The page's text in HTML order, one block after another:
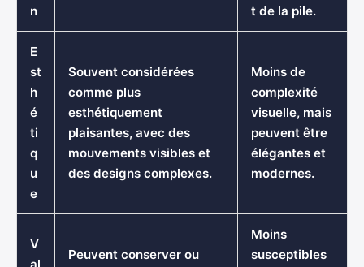
n
t de la pile.
E
st
h
é
ti
q
u
e
Souvent considérées
comme plus
esthétiquement
plaisantes, avec des
mouvements visibles et
des designs complexes.
Moins de
complexité
visuelle, mais
peuvent être
élégantes et
modernes.
V
Peuvent conserver ou
Moins
susceptibles